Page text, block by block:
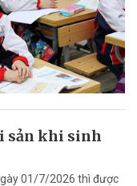
sản khi sinh
01/7/2026 thì được